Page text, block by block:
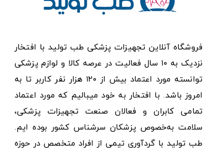
فروشگاه آنلاین تجهیزات پزشکی طب تولید با افتخار
نزدیک به ۱۰ سال فعالیت در عرصه کالا و لوازم پزشکی
توانسته مورد اعتماد بیش از ۱۲۰ هزار نفر کاربر تا به
امروز باشد. با افتخار به خود میبالیم که مورد اعتماد
تمامی کابران و فعالان صنعت تجهیزات پزشکی،
سلامت به‌خصوص پزشکان سرشناس کشور بوده ایم.
طب تولید با گردآوری تیمی از افراد متخصص در حوزه